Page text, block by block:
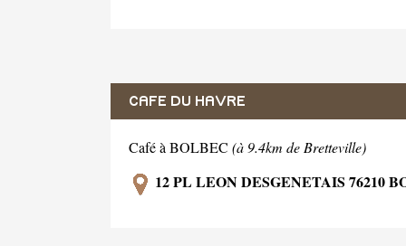
CAFE DU HAVRE
Café à BOLBEC (à 9.4km de Bretteville)
12 PL LEON DESGENETAIS 76210